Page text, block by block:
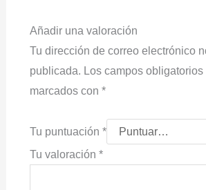
Añadir una valoración
Tu dirección de correo electrónico
publicada. Los campos obligatorios
marcados con *
Tu puntuación *
Tu valoración *